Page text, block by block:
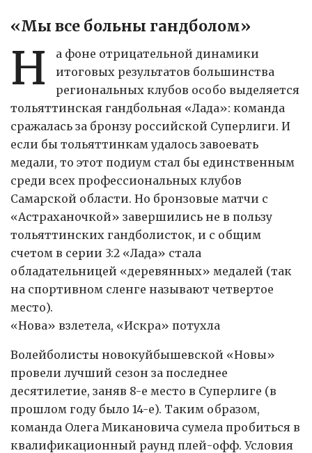
«Мы все больны гандболом»
Н
а фоне отрицательной динамики
итоговых результатов большинства
региональных клубов особо выделяется
тольяттинская гандбольная «Лада»: команда
сражалась за бронзу российской Суперлиги. И
если бы тольяттинкам удалось завоевать
медали, то этот подиум стал бы единственным
среди всех профессиональных клубов
Самарской области. Но бронзовые матчи с
«Астраханочкой» завершились не в пользу
тольяттинских гандболисток, и с общим
счетом в серии 3:2 «Лада» стала
обладательницей «деревянных» медалей (так
на спортивном сленге называют четвертое
место).
«Нова» взлетела, «Искра» потухла
Волейболисты новокуйбышевской «Новы»
провели лучший сезон за последнее
десятилетие, заняв 8-е место в Суперлиге (в
прошлом году было 14-е). Таким образом,
команда Олега Микановича сумела пробиться в
квалификационный раунд плей-офф. Условия